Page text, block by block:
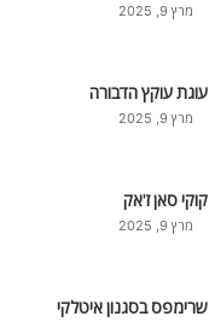
מרץ 9, 2025
עוגת עוקץ הדבורה
מרץ 9, 2025
קוקי סאן ז'אק
מרץ 9, 2025
שרימפס בסגנון איטלקי